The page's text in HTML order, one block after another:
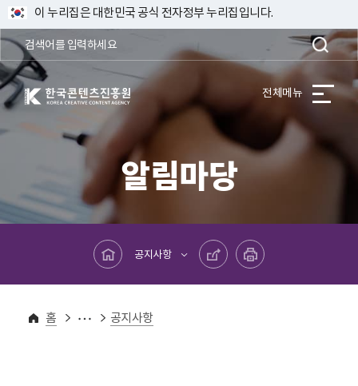
이 누리집은 대한민국 공식 전자정부 누리집입니다.
한국콘텐츠진흥원 KOREA CREATIVE CONTENT AGENCY 전체메뉴
알림마당
메인페이지로 바로가기
공지사항
공유하기 프린트하기
홈
알림마당 공지사항